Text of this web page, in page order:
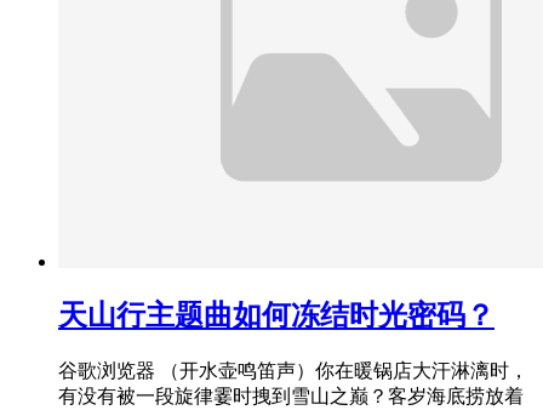
天山行主题曲如何冻结时光密码？
谷歌浏览器 （开水壶鸣笛声）你在暖锅店大汗淋漓时，
有没有被一段旋律霎时拽到雪山之巅？客岁海底捞放着